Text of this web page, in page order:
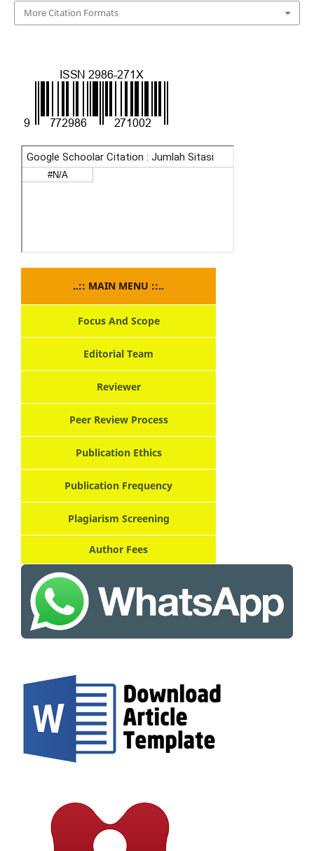
More Citation Formats
..:: MAIN MENU ::..
Focus And Scope
Editorial Team
Reviewer
Peer Review Process
Publication Ethics
Publication Frequency
Plagiarism Screening
Author Fees